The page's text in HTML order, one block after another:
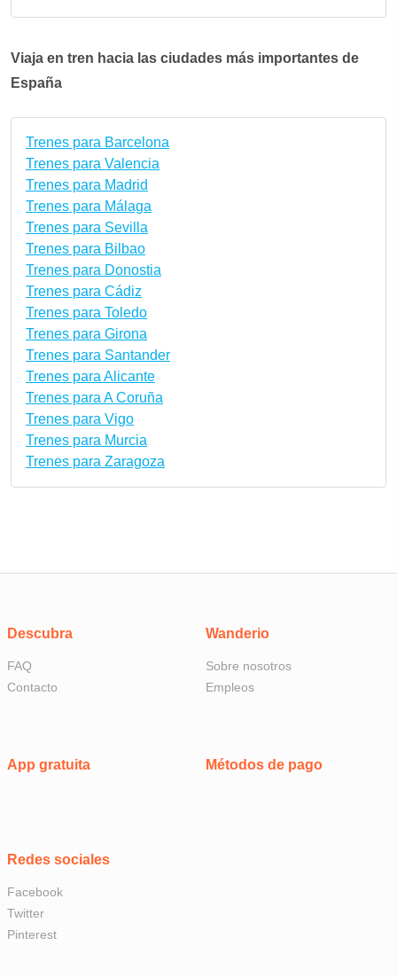
Viaja en tren hacia las ciudades más importantes de
España
Trenes para Barcelona
Trenes para Valencia
Trenes para Madrid
Trenes para Málaga
Trenes para Sevilla
Trenes para Bilbao
Trenes para Donostia
Trenes para Cádiz
Trenes para Toledo
Trenes para Girona
Trenes para Santander
Trenes para Alicante
Trenes para A Coruña
Trenes para Vigo
Trenes para Murcia
Trenes para Zaragoza
Descubra
FAQ
Contacto
Wanderio
Sobre nosotros
Empleos
App gratuita
Redes sociales
Facebook
Twitter
Pinterest
Métodos de pago